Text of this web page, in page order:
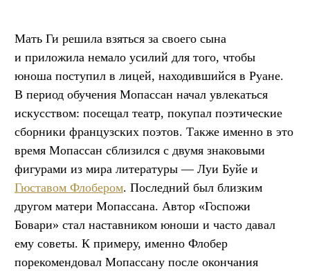
Мать Ги решила взяться за своего сына
и приложила немало усилий для того, чтобы
юноша поступил в лицей, находившийся в Руане.
В период обучения Мопассан начал увлекаться
искусством: посещал театр, покупал поэтические
сборники французских поэтов. Также именно в это
время Мопассан сблизился с двумя знаковыми
фигурами из мира литературы — Луи Буйе и
Гюставом Флобером. Последний был близким
другом матери Мопассана. Автор «Госпожи
Бовари» стал наставником юноши и часто давал
ему советы. К примеру, именно Флобер
порекомендовал Мопассану после окончания